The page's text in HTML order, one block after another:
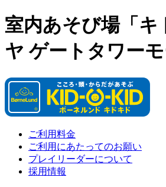
室内あそび場「
ヤ ゲートタワーモ
ご利用料金
ご利用にあたってのお願い
プレイリーダーについて
採用情報